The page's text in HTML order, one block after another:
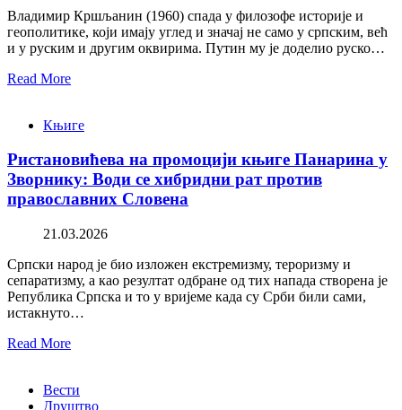
Владимир Кршљанин (1960) спада у филозофе историје и
геополитике, који имају углед и значај не само у српским, већ
и у руским и другим оквирима. Путин му је доделио руско…
Read More
Књиге
Ристановићева на промоцији књиге Панарина у
Зворнику: Води се хибридни рат против
православних Словена
21.03.2026
Српски народ је био изложен екстремизму, тероризму и
сепаратизму, а као резултат одбране од тих напада створена је
Република Српска и то у вријеме када су Срби били сами,
истакнуто…
Read More
Вести
Друштво